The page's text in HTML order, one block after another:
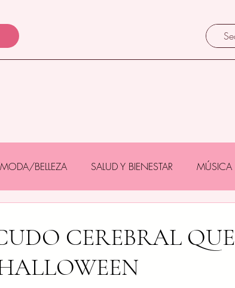
MODA/BELLEZA SALUD Y BIENESTAR MÚSICA
CEREBRAL QUE